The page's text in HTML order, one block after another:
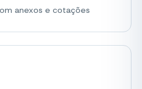
anexos e cotações